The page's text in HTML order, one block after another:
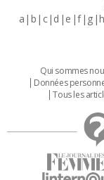
a b c d e f g h
Qui sommes
Données
Tous les